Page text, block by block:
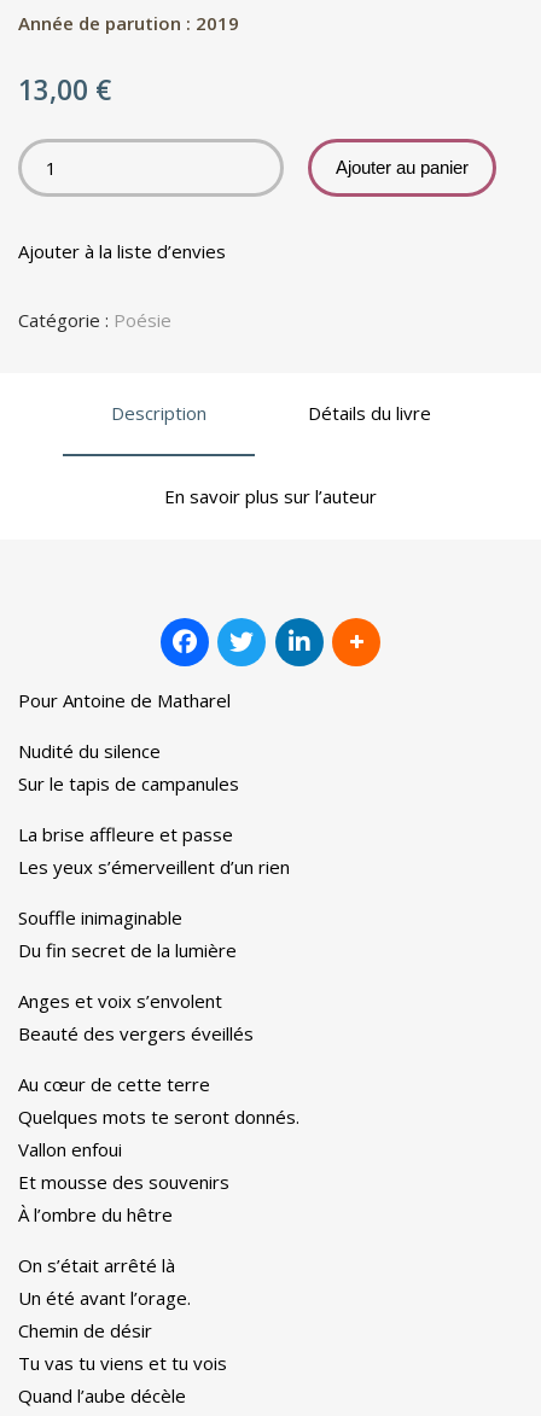
Année de parution : 2019
13,00 €
Ajouter au panier
Ajouter à la liste d’envies
Catégorie : Poésie
Description Détails du livre
En savoir plus sur l’auteur
Pour Antoine de Matharel
Nudité du silence
Sur le tapis de campanules
La brise affleure et passe
Les yeux s’émerveillent d’un rien
Souffle inimaginable
Du fin secret de la lumière
Anges et voix s’envolent
Beauté des vergers éveillés
Au cœur de cette terre
Quelques mots te seront donnés.
Vallon enfoui
Et mousse des souvenirs
À l’ombre du hêtre
On s’était arrêté là
Un été avant l’orage.
Chemin de désir
Tu vas tu viens et tu vois
Quand l’aube décèle